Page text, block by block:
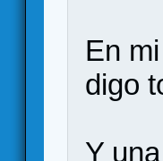
En
digo
Y